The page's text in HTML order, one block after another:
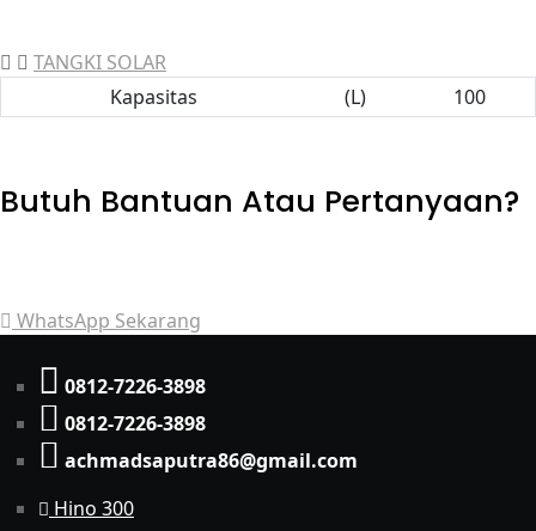
TANGKI SOLAR
Kapasitas
(L) 100
Butuh Bantuan Atau Pertanyaan?
WhatsApp Sekarang
0812-7226-3898
0812-7226-3898
achmadsaputra86@gmail.com
Hino 300